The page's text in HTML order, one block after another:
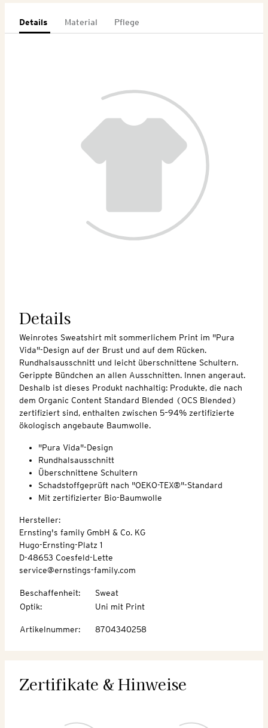
Details Material Pflege
Details
Weinrotes Sweatshirt mit sommerlichem Print im "Pura
Vida"-Design auf der Brust und auf dem Rücken.
Rundhalsausschnitt und leicht überschnittene Schultern.
Gerippte Bündchen an allen Ausschnitten. Innen angeraut.
Deshalb ist dieses Produkt nachhaltig: Produkte, die nach
dem Organic Content Standard Blended (OCS Blended)
zertifiziert sind, enthalten zwischen 5–94% zertifizierte
ökologisch angebaute Baumwolle.
"Pura Vida"-Design
Rundhalsausschnitt
Überschnittene Schultern
Schadstoffgeprüft nach "OEKO-TEX®"-Standard
Mit zertifizierter Bio-Baumwolle
Hersteller:
Ernsting's family GmbH & Co. KG
Hugo-Ernsting-Platz 1
D-48653 Coesfeld-Lette
service@ernstings-family.com
Beschaffenheit:
Sweat
Optik: Uni mit Print
Artikelnummer: 8704340258
Zertifikate & Hinweise